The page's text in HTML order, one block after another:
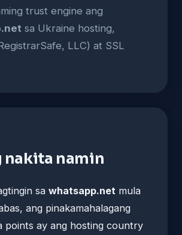
trust engine ang
sa Ukraine hosting,
LLC) at SSL
nakita namin
sa whatsapp.net mula
ang pinakamahalagang
points ay ang hosting country